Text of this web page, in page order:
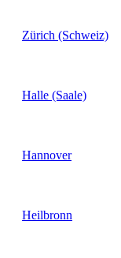
Zürich (Schweiz)
Halle (Saale)
Hannover
Heilbronn